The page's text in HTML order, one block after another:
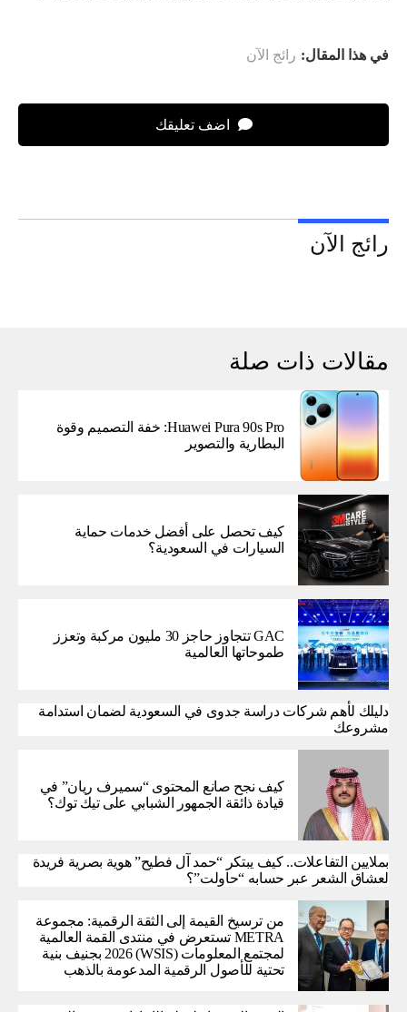
في هذا المقال: رائج الآن
اضف تعليقك
رائج الآن
مقالات ذات صلة
Huawei Pura 90s Pro: خفة التصميم وقوة
البطارية والتصوير
كيف تحصل على أفضل خدمات حماية
السيارات في السعودية؟
GAC تتجاوز حاجز 30 مليون مركبة وتعزز
طموحاتها العالمية
دليلك لأهم شركات دراسة جدوى في السعودية لضمان استدامة
مشروعك
كيف نجح صانع المحتوى “سميرف ريان” في
قيادة ذائقة الجمهور الشبابي على تيك توك؟
بملايين التفاعلات.. كيف يبتكر “حمد آل فطيح” هوية بصرية فريدة
لعشاق الشعر عبر حسابه “حاولت”؟
من ترسيخ القيمة إلى الثقة الرقمية: مجموعة
METRA تستعرض في منتدى القمة العالمية
لمجتمع المعلومات (WSIS) 2026 بجنيف بنية
تحتية للأصول الرقمية المدعومة بالذهب